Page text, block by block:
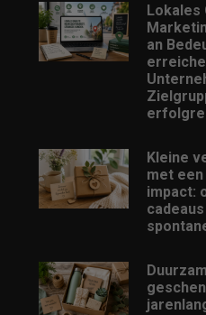
Lokales
an
Kleine
met
impact: